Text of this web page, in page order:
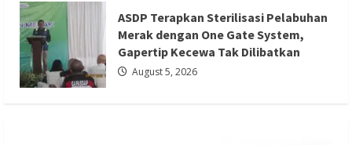
Gapertip Kecewa Tak Dilibatkan
Redaksi 01 August 5, 2026
ASDP Terapkan Sterilisasi Pelabuhan
Merak dengan One Gate System,
Gapertip Kecewa Tak Dilibatkan
August 5, 2026